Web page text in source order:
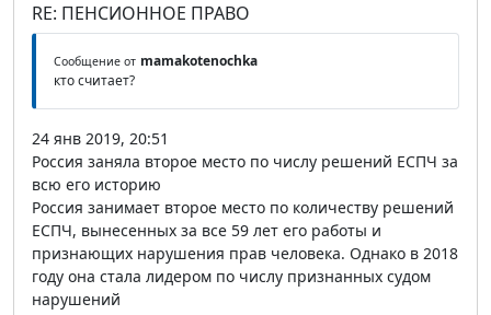
RE: ПЕНСИОННОЕ ПРАВО
Сообщение от mamakotenochka
кто считает?
24 янв 2019, 20:51
Россия заняла второе место по числу решений ЕСПЧ за
всю его историю
Россия занимает второе место по количеству решений
ЕСПЧ, вынесенных за все 59 лет его работы и
признающих нарушения прав человека. Однако в 2018
году она стала лидером по числу признанных судом
нарушений